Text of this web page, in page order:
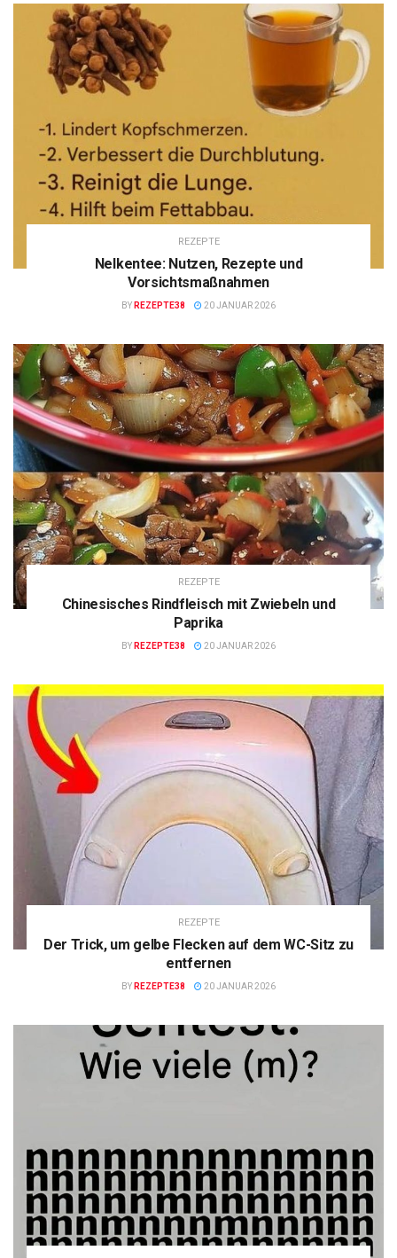
REZEPTE
Nelkentee: Nutzen, Rezepte und
Vorsichtsmaßnahmen
BY REZEPTE38 20 JANUAR 2026
REZEPTE
Chinesisches Rindfleisch mit Zwiebeln und
Paprika
BY REZEPTE38 20 JANUAR 2026
REZEPTE
Der Trick, um gelbe Flecken auf dem WC-Sitz zu
entfernen
BY REZEPTE38 20 JANUAR 2026